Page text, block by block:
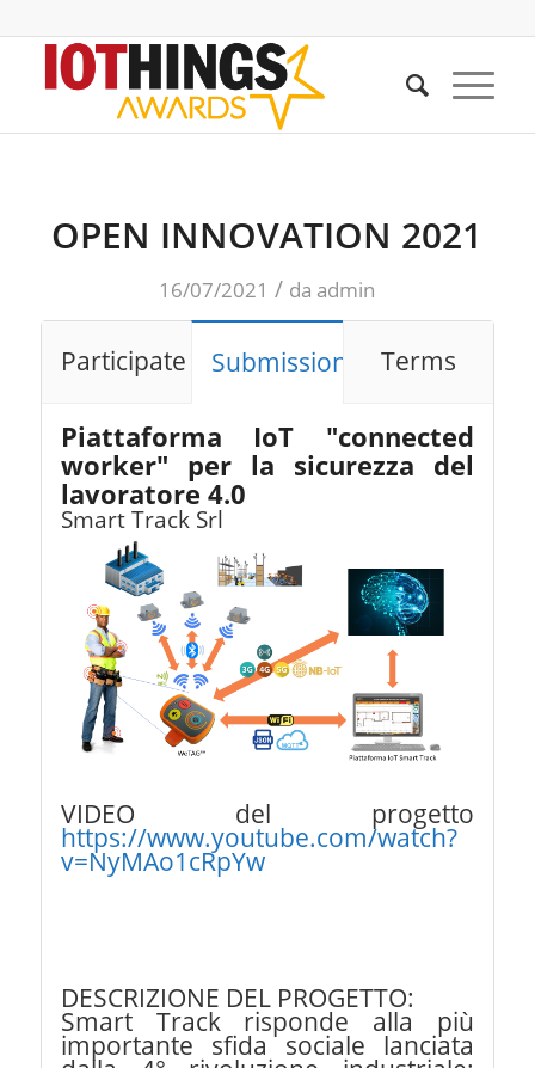
OPEN INNOVATION 2021
16/07/2021 / da admin
Participate Submissions Terms
Piattaforma IoT "connected
worker" per la sicurezza del
lavoratore 4.0
Smart Track Srl
VIDEO del progetto
https://www.youtube.com/watch?
v=NyMAo1cRpYw
DESCRIZIONE DEL PROGETTO:
Smart Track risponde alla più
importante sfida sociale lanciata